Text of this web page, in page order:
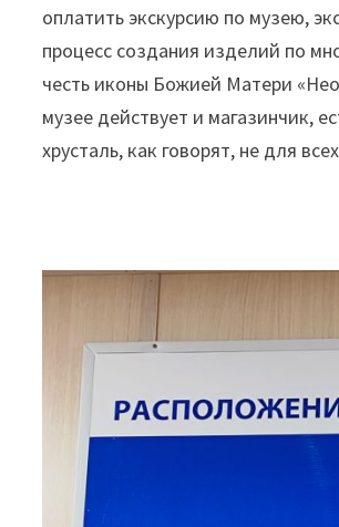
оплатить экскурсию по музею,
процесс создания изделий по
честь иконы Божией Матери
музее действует и магазинчик,
хрусталь, как говорят, не для